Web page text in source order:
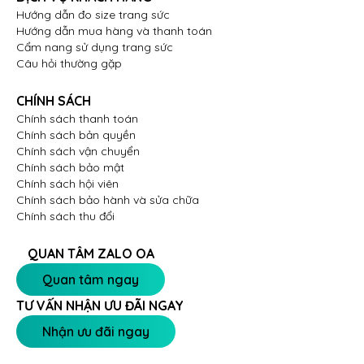
Hướng dẫn đo size trang sức
Hướng dẫn mua hàng và thanh toán
Cẩm nang sử dụng trang sức
Câu hỏi thường gặp
CHÍNH SÁCH
Chính sách thanh toán
Chính sách bản quyền
Chính sách vận chuyển
Chính sách bảo mật
Chính sách hội viên
Chính sách bảo hành và sửa chữa
Chính sách thu đổi
QUAN TÂM ZALO OA
Quan tâm ngay
TƯ VẤN NHẬN ƯU ĐÃI NGAY
Nhận ưu đãi ngay